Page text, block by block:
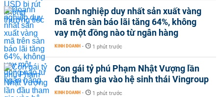
Doanh nghiệp duy nhất sản xuất vàng
mã trên sàn báo lãi tăng 64%, không
vay một đồng nào từ ngân hàng
KINH DOANH - 1 phút trước
Con gái tỷ phú Phạm Nhật Vượng lần
đầu tham gia vào hệ sinh thái Vingroup
KINH DOANH - 1 phút trước